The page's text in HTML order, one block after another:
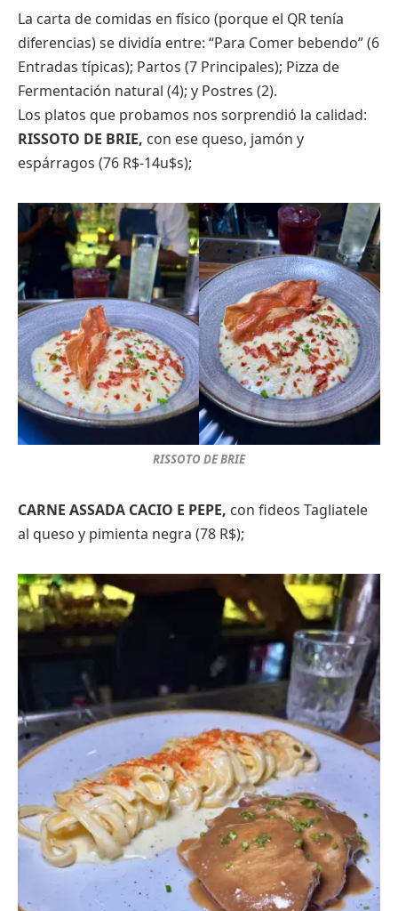
La carta de comidas en físico (porque el QR tenía
diferencias) se dividía entre: “Para Comer bebendo” (6
Entradas típicas); Partos (7 Principales); Pizza de
Fermentación natural (4); y Postres (2).
Los platos que probamos nos sorprendió la calidad:
RISSOTO DE BRIE, con ese queso, jamón y
espárragos (76 R$-14u$s);
RISSOTO DE BRIE
CARNE ASSADA CACIO E PEPE, con fideos Tagliatele
al queso y pimienta negra (78 R$);